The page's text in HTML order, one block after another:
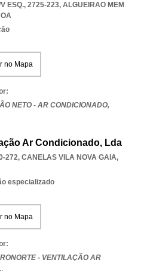
ESQ., 2725-223, ALGUEIRAO MEM
no Mapa
NETO - AR CONDICIONADO,
Ar Condicionado, Lda
272, CANELAS VILA NOVA GAIA,
especializado
no Mapa
- VENTILAÇÃO AR